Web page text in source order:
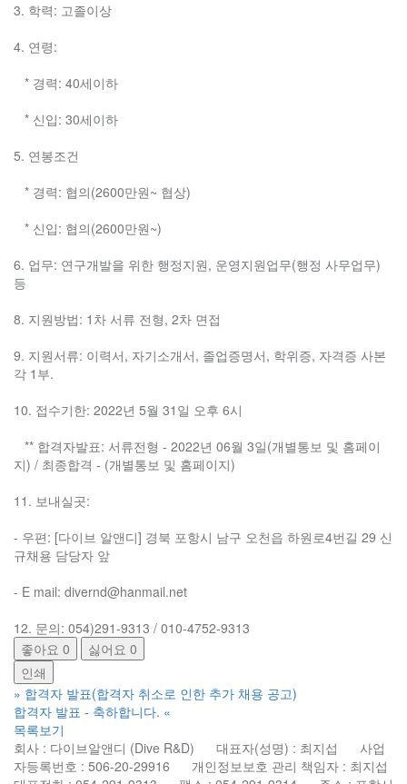
3. 학력: 고졸이상
4. 연령:
* 경력: 40세이하
* 신입: 30세이하
5. 연봉조건
* 경력: 협의(2600만원~ 협상)
* 신입: 협의(2600만원~)
6. 업무: 연구개발을 위한 행정지원, 운영지원업무(행정 사무업무)
등
8. 지원방법: 1차 서류 전형, 2차 면접
9. 지원서류: 이력서, 자기소개서, 졸업증명서, 학위증, 자격증 사본
각 1부.
10. 접수기한: 2022년 5월 31일 오후 6시
** 합격자발표: 서류전형 - 2022년 06월 3일(개별통보 및 홈페이
지) / 최종합격 - (개별통보 및 홈페이지)
11. 보내실곳:
- 우편: [다이브 알앤디] 경북 포항시 남구 오천읍 하원로4번길 29 신
규채용 담당자 앞
- E mail: divernd@hanmail.net
12. 문의: 054)291-9313 / 010-4752-9313
좋아요 0 싫어요 0
인쇄
» 합격자 발표(합격자 취소로 인한 추가 채용 공고)
합격자 발표 - 축하합니다. «
목록보기
회사 : 다이브알앤디 (Dive R&D) 대표자(성명) : 최지섭 사업
자등록번호 : 506-20-29916 개인정보보호 관리 책임자 : 최지섭